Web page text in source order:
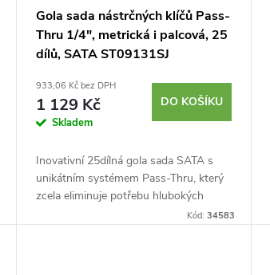
Gola sada nástrčných klíčů Pass-
Thru 1/4", metrická i palcová, 25
dílů, SATA ST09131SJ
933,06 Kč bez DPH
1 129 Kč
Skladem
DO KOŠÍKU
Inovativní 25dílná gola sada SATA s
unikátním systémem Pass-Thru, který
zcela eliminuje potřebu hlubokých
hlavic a umožňuje práci na extrémně
Kód: 34583